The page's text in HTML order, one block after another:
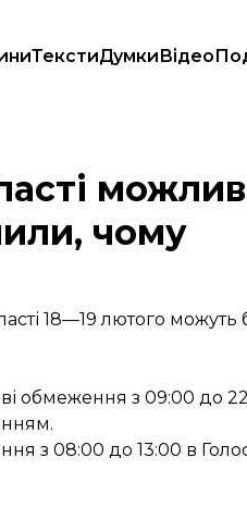
ТекстиДумкиВідео
на вихідних. У ДТЕК
чому
18—19 лютого можуть
обмеження з 09:00 до
.
з 08:00 до 13:00 в